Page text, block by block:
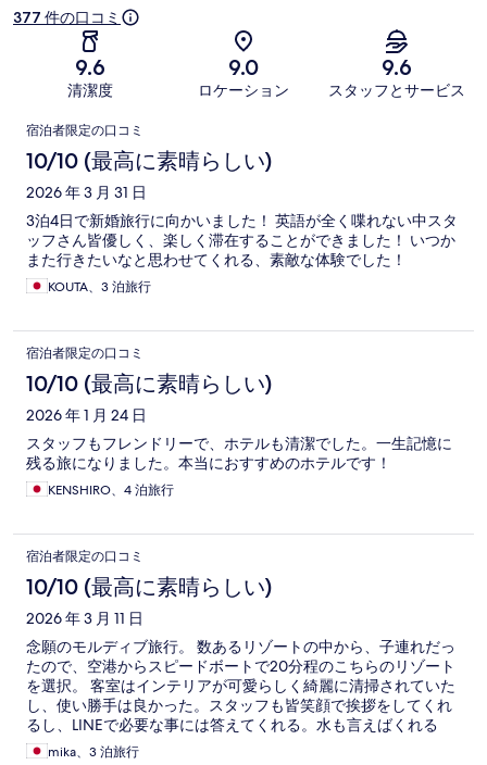
377 件の口コミ
9.6
清潔度
9.0
ロケーション
9.6
スタッフとサービス
口
コ
ミ
宿泊者限定の口コミ
10/10 (最高に素晴らしい)
2026 年 3 月 31 日
3泊4日で新婚旅行に向かいました！ 英語が全く喋れない中スタ
ッフさん皆優しく、楽しく滞在することができました！ いつか
また行きたいなと思わせてくれる、素敵な体験でした！
KOUTA、3 泊旅行
宿泊者限定の口コミ
10/10 (最高に素晴らしい)
2026 年 1 月 24 日
スタッフもフレンドリーで、ホテルも清潔でした。一生記憶に
残る旅になりました。本当におすすめのホテルです！
KENSHIRO、4 泊旅行
宿泊者限定の口コミ
10/10 (最高に素晴らしい)
2026 年 3 月 11 日
念願のモルディブ旅行。 数あるリゾートの中から、子連れだっ
たので、空港からスピードボートで20分程のこちらのリゾート
を選択。 客室はインテリアが可愛らしく綺麗に清掃されていた
し、使い勝手は良かった。スタッフも皆笑顔で挨拶をしてくれ
るし、LINEで必要な事には答えてくれる。水も言えばくれる
し、部屋やサービス、スタッフに関して不満は無い。 ホテルの
mika、3 泊旅行